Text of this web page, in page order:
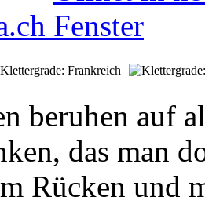
beruhen auf
das man
Rücken und